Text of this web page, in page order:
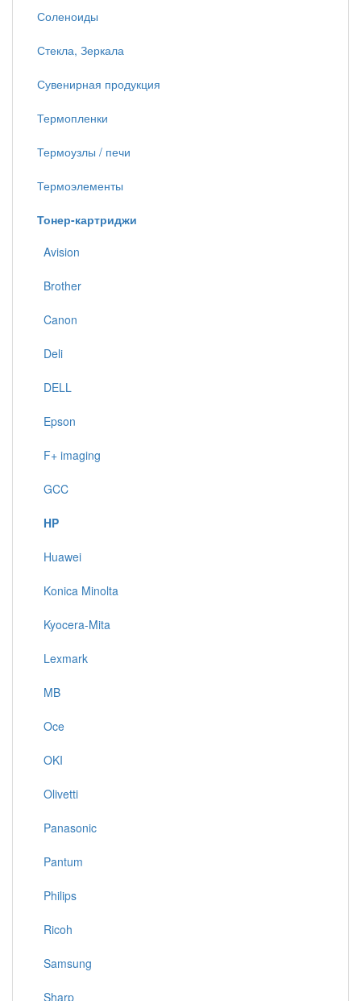
Соленоиды
Стекла, Зеркала
Сувенирная продукция
Термопленки
Термоузлы / печи
Термоэлементы
Тонер-картриджи
Avision
Brother
Canon
Deli
DELL
Epson
F+ imaging
GCC
HP
Huawei
Konica Minolta
Kyocera-Mita
Lexmark
MB
Oce
OKI
Olivetti
Panasonic
Pantum
Philips
Ricoh
Samsung
Sharp